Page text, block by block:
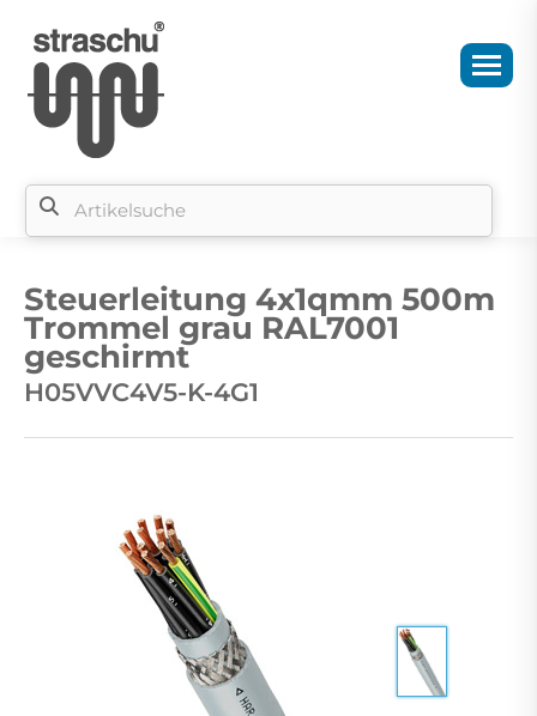
Steuerleitung 4x1qmm 500m
Trommel grau RAL7001
geschirmt
H05VVC4V5-K-4G1